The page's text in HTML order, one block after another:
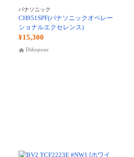
パナソニック
CH951SPF(パナソニックオペレー
ショナルエクセレンス)
¥15,300
Dshopone